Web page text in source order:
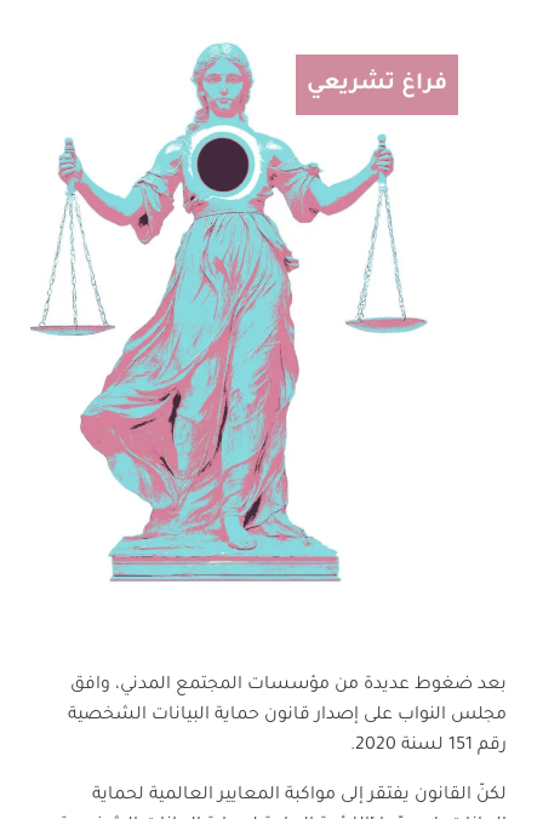
فراغ تشريعي
بعد ضغوط عديدة من مؤسسات المجتمع المدني، وافق
مجلس النواب على إصدار قانون حماية البيانات الشخصية
رقم 151 لسنة 2020.
لكنّ القانون يفتقر إلى مواكبة المعايير العالمية لحماية